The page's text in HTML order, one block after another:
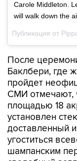
Carole Middleton.
will walk down the
Публикация от
После
Баклбери, где
пройдет
СМИ отмечают,
площадью 18
установлен
доставленный
угоститься
шампанским